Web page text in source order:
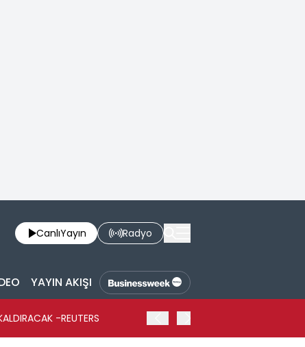
CanlıYayın Radyo
YAYIN AKIŞI
-REUTERS